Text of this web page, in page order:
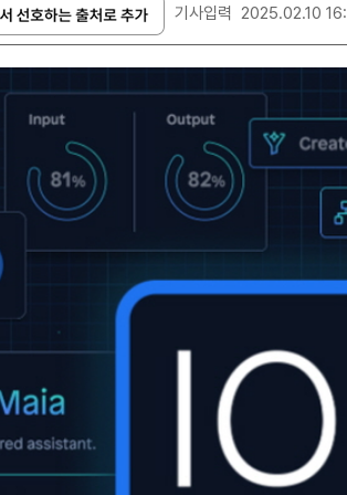
기사입력 2025.02.10